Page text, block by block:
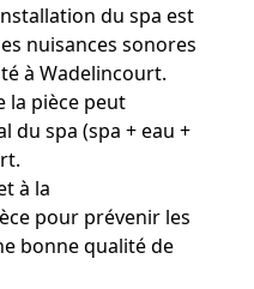
du spa est
nuisances sonores
à Wadelincourt.
la pièce peut
du spa (spa + eau +
à la
pour prévenir les
bonne qualité de